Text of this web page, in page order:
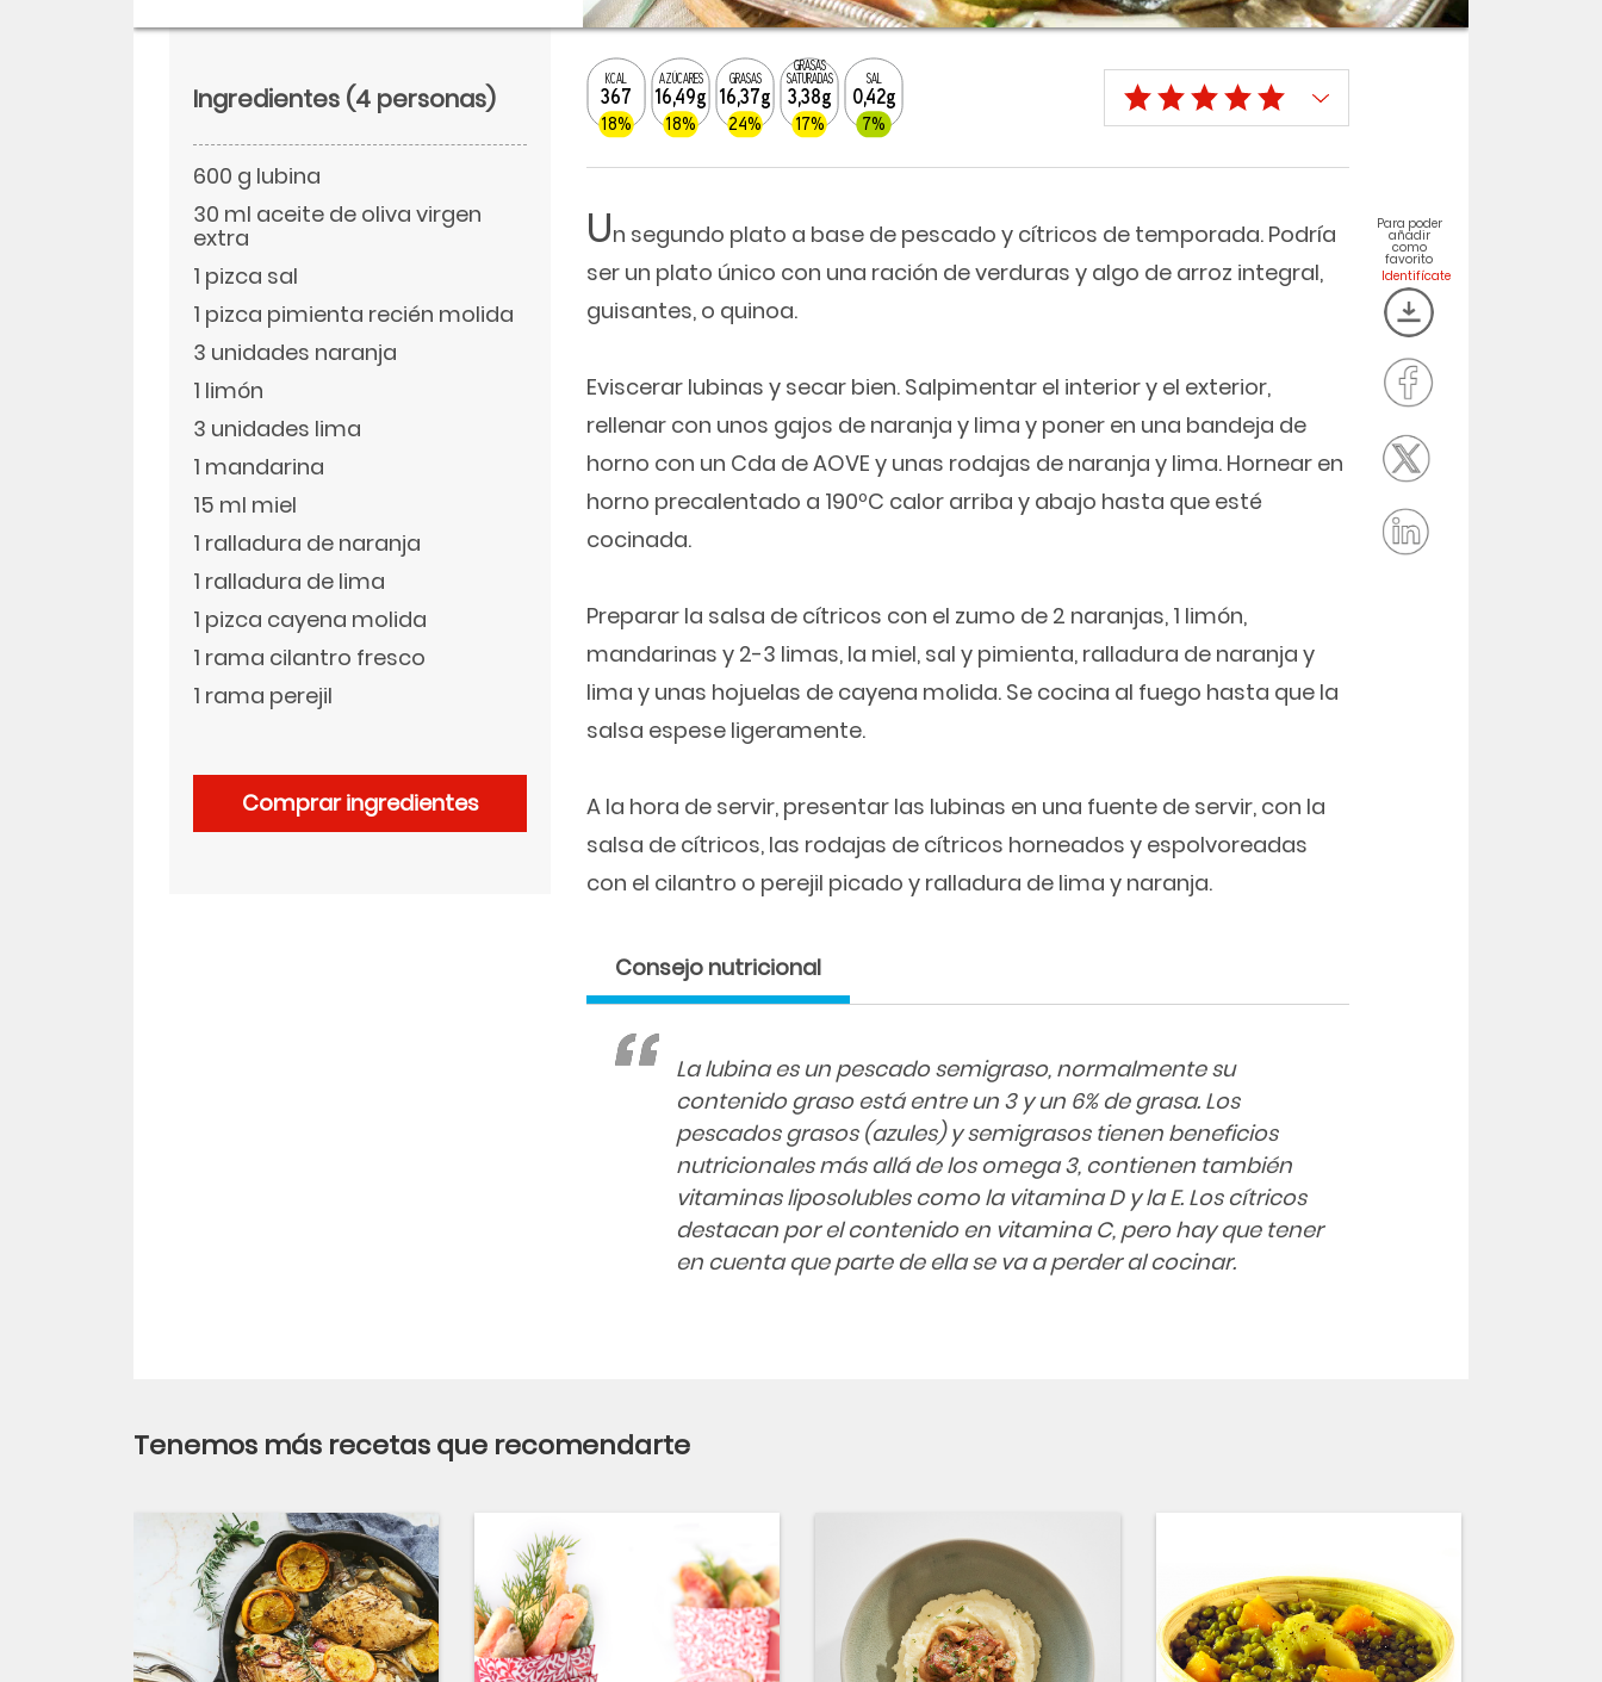
KCAL
367
18%
AZÚCARES
16,49g
18%
GRASAS
16,37g
24%
GRASAS
SATURADAS
3,38g
17%
SAL
0,42g
7%
Un segundo plato a base de pescado y cítricos de temporada. Podría
ser un plato único con una ración de verduras y algo de arroz integral,
guisantes, o quinoa.
Eviscerar lubinas y secar bien. Salpimentar el interior y el exterior,
rellenar con unos gajos de naranja y lima y poner en una bandeja de
horno con un Cda de AOVE y unas rodajas de naranja y lima. Hornear en
horno precalentado a 190ºC calor arriba y abajo hasta que esté
cocinada.
Preparar la salsa de cítricos con el zumo de 2 naranjas, 1 limón,
mandarinas y 2-3 limas, la miel, sal y pimienta, ralladura de naranja y
lima y unas hojuelas de cayena molida. Se cocina al fuego hasta que la
salsa espese ligeramente.
A la hora de servir, presentar las lubinas en una fuente de servir, con la
salsa de cítricos, las rodajas de cítricos horneados y espolvoreadas
con el cilantro o perejil picado y ralladura de lima y naranja.
Consejo nutricional
La lubina es un pescado semigraso, normalmente su
contenido graso está entre un 3 y un 6% de grasa. Los
pescados grasos (azules) y semigrasos tienen beneficios
nutricionales más allá de los omega 3, contienen también
vitaminas liposolubles como la vitamina D y la E. Los cítricos
destacan por el contenido en vitamina C, pero hay que tener
en cuenta que parte de ella se va a perder al cocinar.
Para poder
añadir
como
favorito
Ingredientes (4 personas)
600 g lubina
30 ml aceite de oliva virgen
extra
1 pizca sal
1 pizca pimienta recién molida
3 unidades naranja
1 limón
3 unidades lima
1 mandarina
15 ml miel
1 ralladura de naranja
1 ralladura de lima
1 pizca cayena molida
1 rama cilantro fresco
1 rama perejil
Comprar ingredientes
Tenemos más recetas que recomendarte